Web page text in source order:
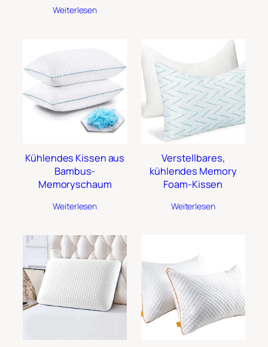
Weiterlesen
Kühlendes Kissen aus
Bambus-
Memoryschaum
Weiterlesen
Verstellbares,
kühlendes Memory
Foam-Kissen
Weiterlesen